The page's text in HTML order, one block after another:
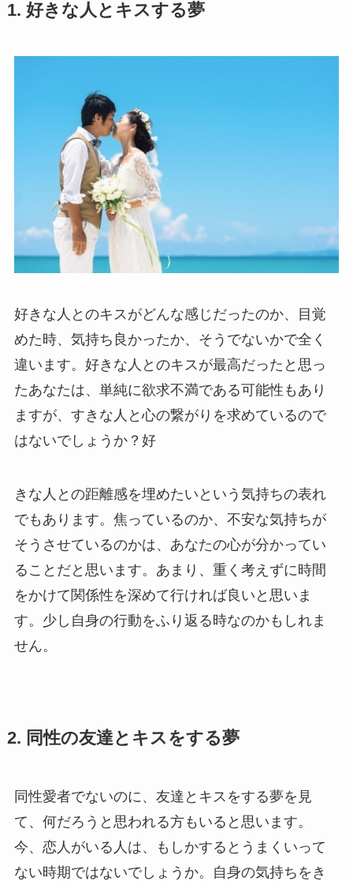
1. 好きな人とキスする夢
好きな人とのキスがどんな感じだったのか、目覚
めた時、気持ち良かったか、そうでないかで全く
違います。好きな人とのキスが最高だったと思っ
たあなたは、単純に欲求不満である可能性もあり
ますが、すきな人と心の繋がりを求めているので
はないでしょうか？好
きな人との距離感を埋めたいという気持ちの表れ
でもあります。焦っているのか、不安な気持ちが
そうさせているのかは、あなたの心が分かってい
ることだと思います。あまり、重く考えずに時間
をかけて関係性を深めて行ければ良いと思いま
す。少し自身の行動をふり返る時なのかもしれま
せん。
2. 同性の友達とキスをする夢
同性愛者でないのに、友達とキスをする夢を見
て、何だろうと思われる方もいると思います。
今、恋人がいる人は、もしかするとうまくいって
ない時期ではないでしょうか。自身の気持ちをき